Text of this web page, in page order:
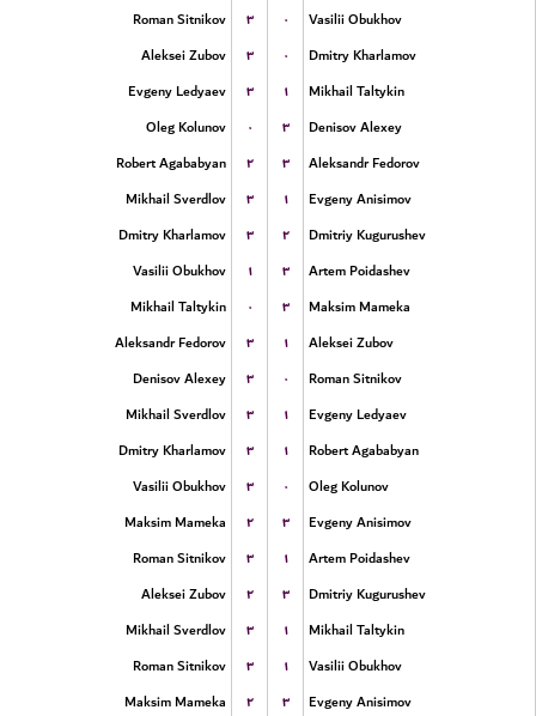
Roman Sitnikov
۳ ۰
Vasilii Obukhov
Aleksei Zubov
۳ ۰
Dmitry Kharlamov
Evgeny Ledyaev
۳ ۱
Mikhail Taltykin
Oleg Kolunov
۰ ۳
Denisov Alexey
Robert Agababyan
۲ ۳
Aleksandr Fedorov
Mikhail Sverdlov
۳ ۱
Evgeny Anisimov
Dmitry Kharlamov
۳ ۲
Dmitriy Kugurushev
Vasilii Obukhov
۱ ۳
Artem Poidashev
Mikhail Taltykin
۰ ۳
Maksim Mameka
Aleksandr Fedorov
۳ ۱
Aleksei Zubov
Denisov Alexey
۳ ۰
Roman Sitnikov
Mikhail Sverdlov
۳ ۱
Evgeny Ledyaev
Dmitry Kharlamov
۳ ۱
Robert Agababyan
Vasilii Obukhov
۳ ۰
Oleg Kolunov
Maksim Mameka
۲ ۳
Evgeny Anisimov
Roman Sitnikov
۳ ۱
Artem Poidashev
Aleksei Zubov
۲ ۳
Dmitriy Kugurushev
Mikhail Sverdlov
۳ ۱
Mikhail Taltykin
Roman Sitnikov
۳ ۱
Vasilii Obukhov
Maksim Mameka
۲ ۳ Evgeny Anisimov